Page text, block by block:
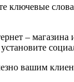
ключевые
–
вашим